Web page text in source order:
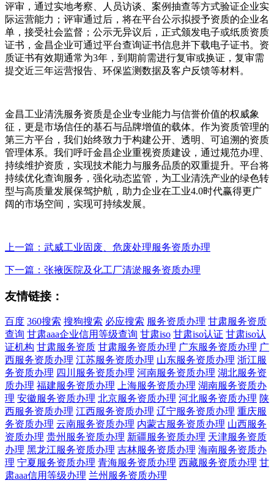
评审，通过实地考察、人员访谈、案例抽查等方式验证企业实
际运营能力；评审通过后，将在平台公示拟授予资质的企业名
单，接受社会监督；公示无异议后，正式颁发电子或纸质资质
证书，金昌企业可通过平台查询证书信息并下载电子证书。资
质证书有效期通常为3年，到期前需进行复审或换证，复审需
提交近三年运营报告、环保监测数据及客户反馈等材料。
金昌工业清洗服务资质是企业专业能力与信誉价值的权威象
征，更是市场信任的基石与品牌增值的载体。作为资质管理的
第三方平台，我们始终致力于构建公开、透明、可追溯的资质
管理体系。我们呼吁金昌企业重视资质建设，通过规范办理、
持续维护资质，实现技术能力与服务品质的双重提升。平台将
持续优化查询服务，强化动态监管，为工业清洗产业的绿色转
型与高质量发展保驾护航，助力企业在工业4.0时代赢得更广
阔的市场空间，实现可持续发展。
上一篇：武威工业固废、危废处理服务资质办理
下一篇：张掖医院及化工厂清淤服务资质办理
友情链接：
百度 360搜索 搜狗搜索 必应搜索 服务资质办理 甘肃服务资质
查询 甘肃aaa企业信用等级查询 甘肃iso 甘肃iso认证 甘肃iso认
证机构 甘肃服务资质 甘肃服务资质办理 广东服务资质办理 广
西服务资质办理 江苏服务资质办理 山东服务资质办理 浙江服
务资质办理 四川服务资质办理 河南服务资质办理 湖北服务资
质办理 福建服务资质办理 上海服务资质办理 湖南服务资质办
理 安徽服务资质办理 北京服务资质办理 河北服务资质办理 陕
西服务资质办理 江西服务资质办理 辽宁服务资质办理 重庆服
务资质办理 云南服务资质办理 内蒙古服务资质办理 山西服务
资质办理 贵州服务资质办理 新疆服务资质办理 天津服务资质
办理 黑龙江服务资质办理 吉林服务资质办理 海南服务资质办
理 宁夏服务资质办理 青海服务资质办理 西藏服务资质办理 甘
肃aaa信用等级办理 兰州服务资质办理